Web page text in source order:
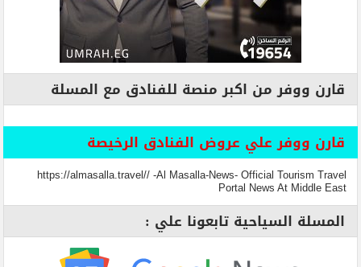
قارن ووفر من اكبر منصة للفنادق مع المسلة
قارن ووفر علي عروض الفنادق الرخيصة
https://almasalla.travel// -Al Masalla-News- Official Tourism Travel
Portal News At Middle East
المسلة السياحية تابعونا علي :